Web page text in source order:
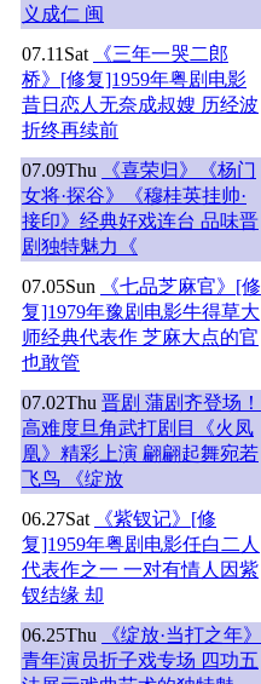
义成仁 闽
07.11 Sat
《三年一哭二郎
桥》[修复]1959年粤剧电影
昔日恋人无奈成叔嫂 历经波
折终再续前
07.09Thu
《喜荣归》《杨门
女将·探谷》《穆桂英挂帅·
接印》经典好戏连台 品味晋
剧独特魅力《
07.05Sun
《七品芝麻官》[修
复]1979年豫剧电影牛得草大
师经典代表作 芝麻大点的官
也敢管
07.02Thu 晋剧 蒲剧齐登场！
高难度旦角武打剧目《火凤
凰》精彩上演 翩翩起舞宛若
飞鸟 《绽放
06.27Sat
《紫钗记》[修
复]1959年粤剧电影任白二人
代表作之一 一对有情人因紫
钗结缘 却
06.25Thu
《绽放·当打之年》
青年演员折子戏专场 四功五